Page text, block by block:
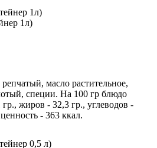
1л)
масло растительное,
специи. На 100 гр блюдо
жиров - 32,3 гр., углеводов -
- 363 ккал.